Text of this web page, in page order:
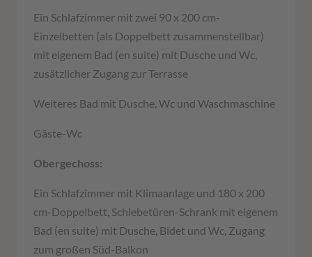
Ein Schlafzimmer mit zwei 90 x 200 cm-
Einzelbetten (als Doppelbett zusammenstellbar)
mit eigenem Bad (en suite) mit Dusche und Wc,
zusätzlicher Zugang zur Terrasse
Weiteres Bad mit Dusche, Wc und Waschmaschine
Gäste-Wc
Obergechoss:
Ein Schlafzimmer mit Klimaanlage und 180 x 200
cm-Doppelbett, Schiebetüren-Schrank mit eigenem
Bad (en suite) mit Dusche, Bidet und Wc, Zugang
zum großen Süd-Balkon